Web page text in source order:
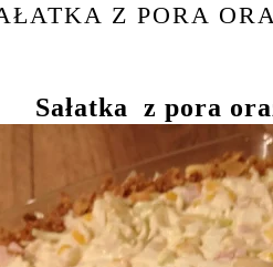
Z PORA
Sałatka z pora